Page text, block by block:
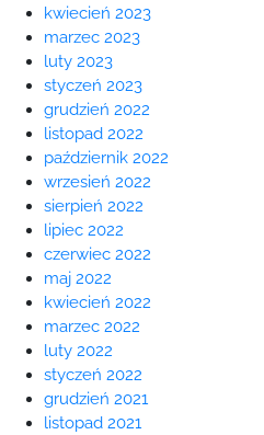
kwiecień 2023
marzec 2023
luty 2023
styczeń 2023
grudzień 2022
listopad 2022
październik 2022
wrzesień 2022
sierpień 2022
lipiec 2022
czerwiec 2022
maj 2022
kwiecień 2022
marzec 2022
luty 2022
styczeń 2022
grudzień 2021
listopad 2021